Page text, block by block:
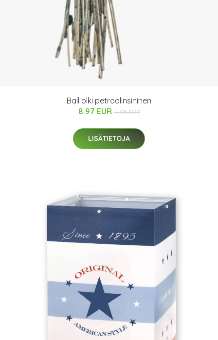
Ball olki petroolinsininen
8.97 EUR 14.95 EUR
LISÄTIETOJA